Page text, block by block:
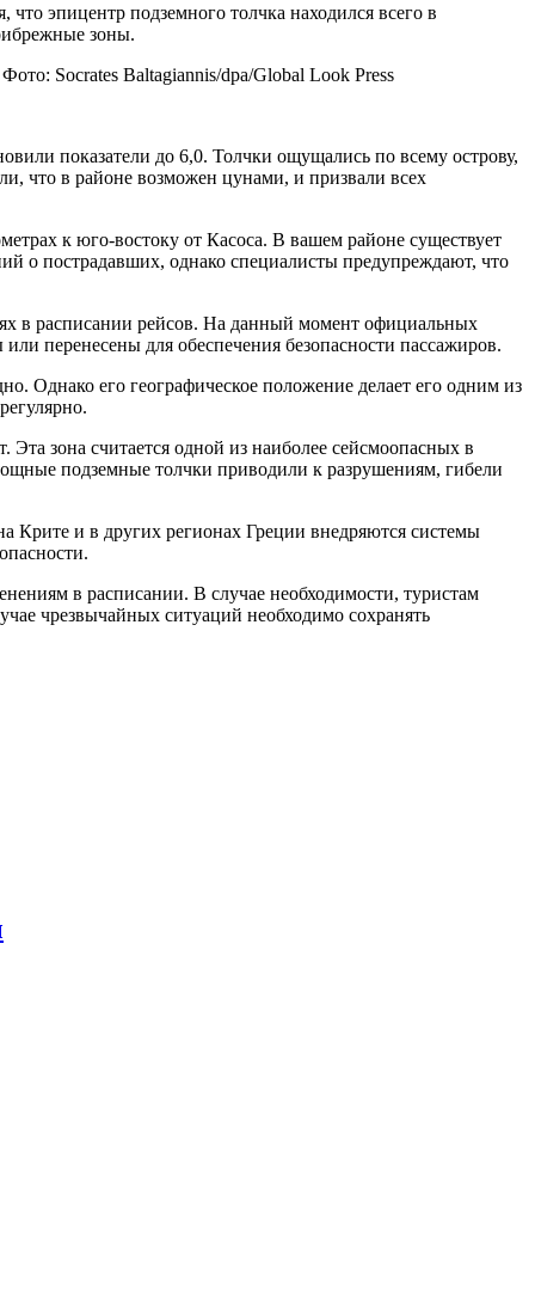
эпицентр подземного толчка находился всего в
зоны.
Socrates Baltagiannis/dpa/Global Look Press
показатели до 6,0. Толчки ощущались по всему острову,
что в районе возможен цунами, и призвали всех
к юго-востоку от Касоса. В вашем районе существует
о пострадавших, однако специалисты предупреждают, что
в расписании рейсов. На данный момент официальных
перенесены для обеспечения безопасности пассажиров.
его географическое положение делает его одним из
зона считается одной из наиболее сейсмоопасных в
подземные толчки приводили к разрушениям, гибели
Крите и в других регионах Греции внедряются системы
в расписании. В случае необходимости, туристам
чрезвычайных ситуаций необходимо сохранять